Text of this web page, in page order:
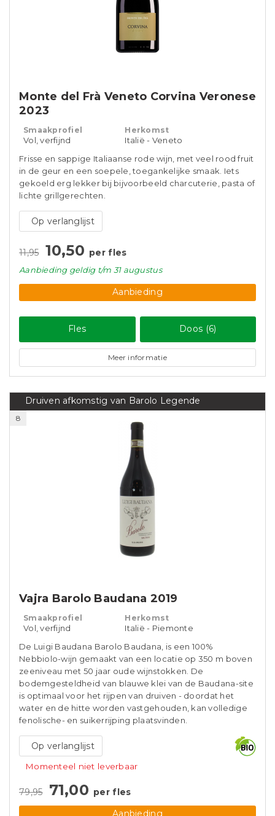
Monte del Frà Veneto Corvina Veronese
2023
Smaakprofiel
Vol, verfijnd
Herkomst
Italië - Veneto
Frisse en sappige Italiaanse rode wijn, met veel rood fruit
in de geur en een soepele, toegankelijke smaak. Iets
gekoeld erg lekker bij bijvoorbeeld charcuterie, pasta of
lichte grillgerechten.
Op verlanglijst
11,95 10,50 per fles
Aanbieding geldigt/m 31 augustus
Aanbieding
Fles Doos (6)
Meer informatie
Druiven afkomstig van Barolo Legende
8
Vajra Barolo Baudana 2019
Smaakprofiel
Vol, verfijnd
Herkomst
Italië - Piemonte
De Luigi Baudana Barolo Baudana, is een 100%
Nebbiolo-wijn gemaakt van een locatie op 350 m boven
zeeniveau met 50 jaar oude wijnstokken. De
bodemgesteldheid van blauwe klei van de Baudana-site
is optimaal voor het rijpen van druiven - doordat het
water en de hitte worden vastgehouden, kan volledige
fenolische- en suikerrijping plaatsvinden.
Op verlanglijst
Momenteel niet leverbaar
79,95 71,00 per fles
Aanbieding